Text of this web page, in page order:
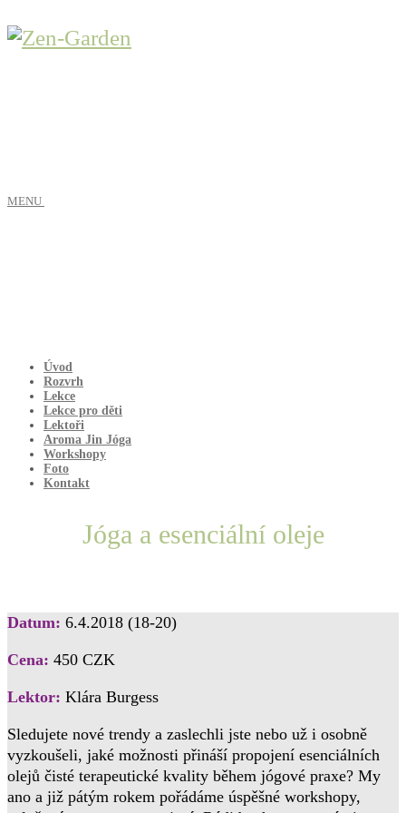
MENU
Úvod
Rozvrh
Lekce
Lekce pro děti
Lektoři
Aroma Jin Jóga
Workshopy
Foto
Kontakt
Jóga a esenciální oleje
Datum: 6.4.2018 (18-20)
Cena: 450 CZK
Lektor: Klára Burgess
Sledujete nové trendy a zaslechli jste nebo už i osobně
vyzkoušeli, jaké možnosti přináší propojení esenciálních
olejů čisté terapeutické kvality během jógové praxe? My
ano a již pátým rokem pořádáme úspěšné workshopy,